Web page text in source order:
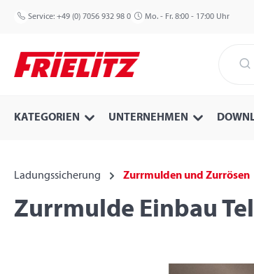
Hauptinhalt springen
Zur Suche springen
Zur Hauptnavigation springen
Service: +49 (0) 7056 932 98 0 Mo. - Fr. 8:00 - 17:00 Uhr
KATEGORIEN UNTERNEHMEN
Ladungssicherung Zurrmulden und Zurrösen
Zurrmulde Einbau